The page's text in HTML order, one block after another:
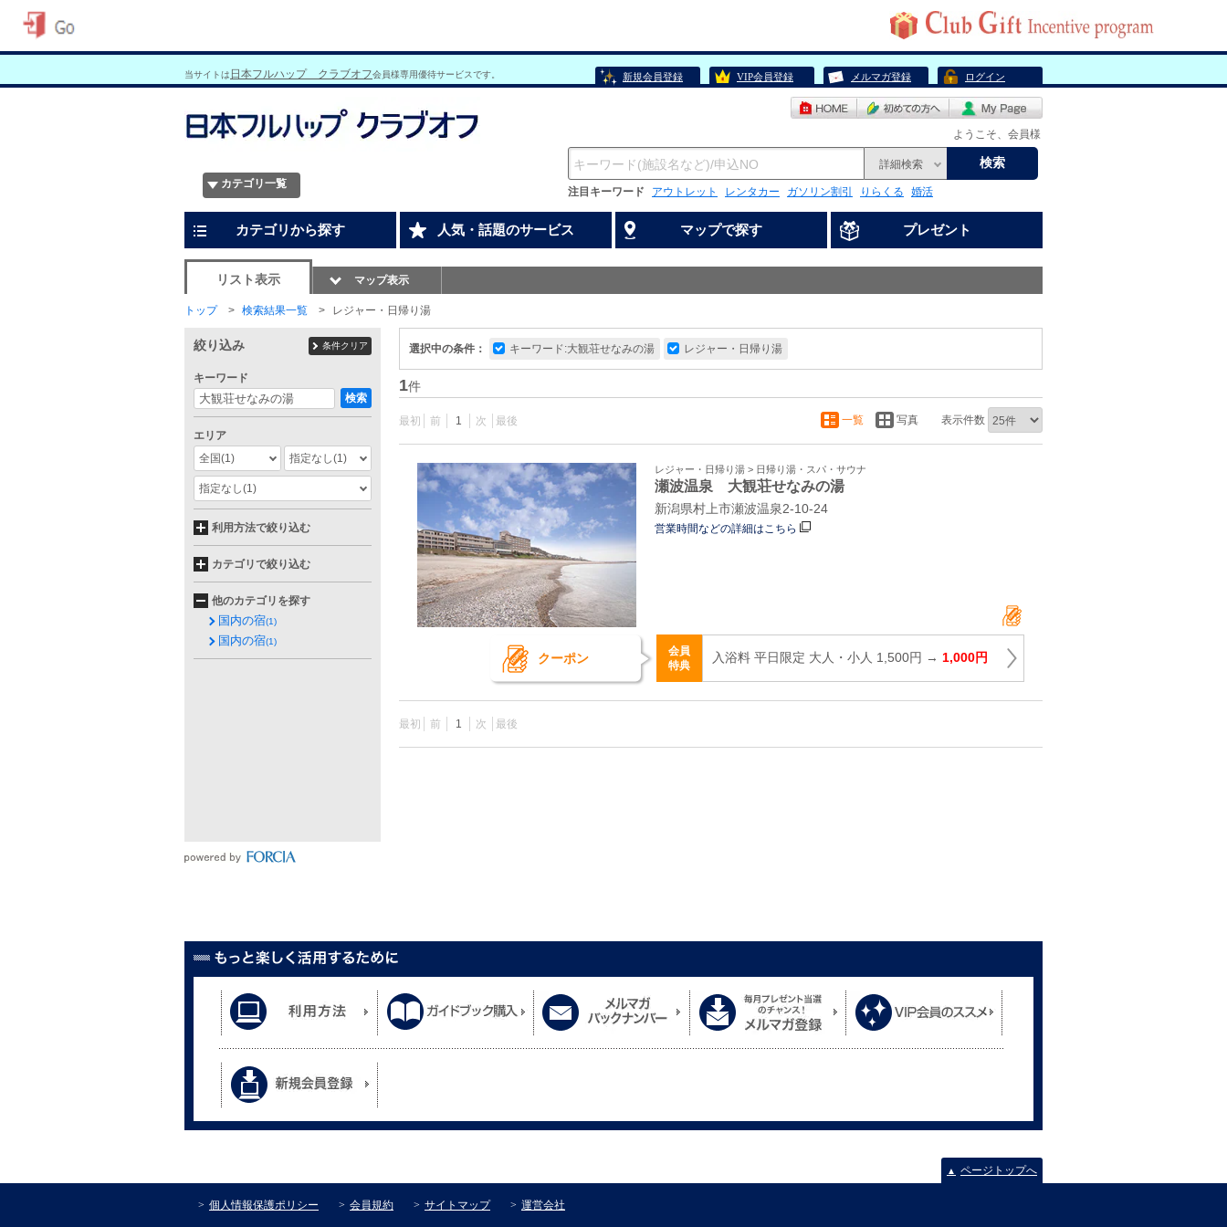
当サイトは 日本フルハップ クラブオフ会員様専用優待サービスです。 新規会員登録 VIP会員登録 メルマガ登録 ログイン
ようこそ、会員様
カテゴリ一覧
詳細検索 検索
注目キーワード アウトレット レンタカー ガソリン割引 りらくる 婚活
カテゴリから探す 人気・話題のサービス マップで探す プレゼント
リスト表示 マップ表示
トップ 検索結果一覧 レジャー・日帰り湯
選択中の条件： キーワード:大観荘せなみの湯 レジャー・日帰り湯
1件
最初 前 1 次 最後 一覧 写真 表示件数
レジャー・日帰り湯 > 日帰り湯・スパ・サウナ
瀬波温泉 大観荘せなみの湯
新潟県村上市瀬波温泉2-10-24
営業時間などの詳細はこちら
クーポン
会員
特典
入浴料 平日限定 大人・小人 1,500円 → 1,000円
最初 前 1 次 最後
絞り込み 条件クリア
キーワード
検索
エリア
全国(1) 指定なし(1)
指定なし(1)
利用方法で絞り込む
カテゴリで絞り込む
他のカテゴリを探す
国内の宿(1)
国内の宿(1)
▲ ページトップへ
個人情報保護ポリシー 会員規約 サイトマップ 運営会社